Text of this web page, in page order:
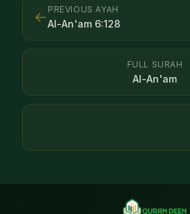
← PREVIOUS AYAH
Al-An'am 6:128
FULL SURAH
Al-An'am